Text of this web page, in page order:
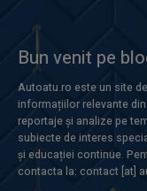
Bun venit pe
Autoatu.ro este un site
informațiilor relevante
reportaje și analize pe
subiecte de interes
și educației continue.
contacta la: contact [at]